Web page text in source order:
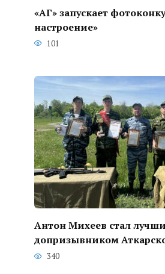
«АГ» запускает
настроение»
101
Антон Михеев стал
допризывником
340